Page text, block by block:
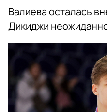
Валиева осталась
Дикиджи